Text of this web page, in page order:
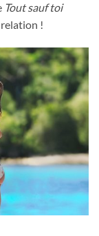
Tout sauf toi
!